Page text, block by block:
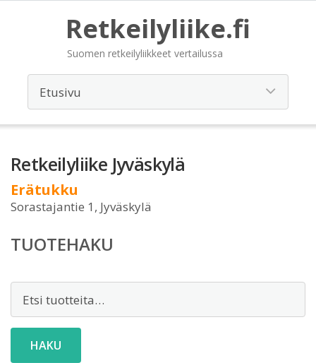
Retkeilyliike.fi
Suomen retkeilyliikkeet vertailussa
Retkeilyliike Jyväskylä
Erätukku
Sorastajantie 1, Jyväskylä
TUOTEHAKU
HAKU